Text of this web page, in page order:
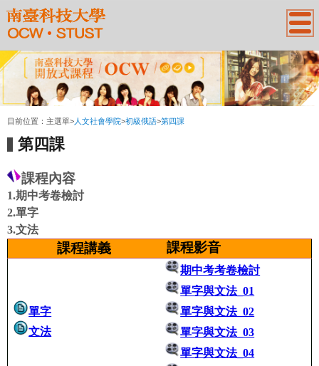
:::
目前位置： 主選單> 人文社會學院>初級俄語>第四課
第四課
課程內容
1.期中考卷檢討
2.單字
3.文法
課程講義 課程影音
單字
文法
期中考考卷檢討
單字與文法_01
單字與文法_02
單字與文法_03
單字與文法_04